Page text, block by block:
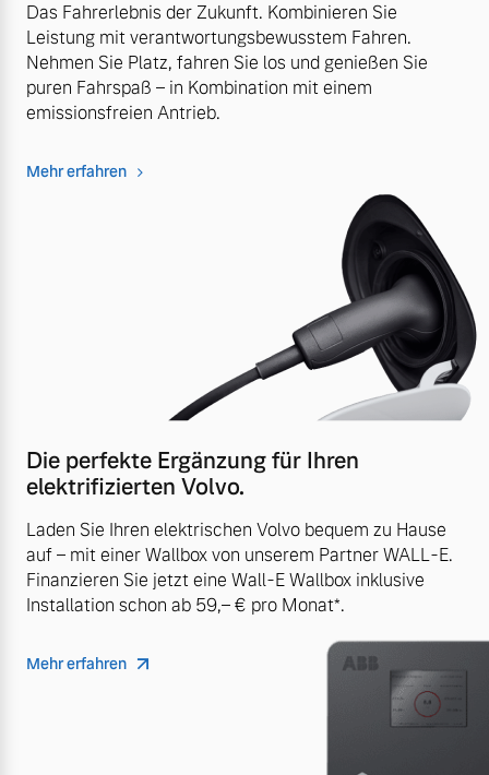
Das Fahrerlebnis der Zukunft. Kombinieren Sie
Leistung mit verantwortungsbewusstem Fahren.
Nehmen Sie Platz, fahren Sie los und genießen Sie
puren Fahrspaß – in Kombination mit einem
emissionsfreien Antrieb.
Mehr erfahren
Die perfekte Ergänzung für Ihren
elektrifizierten Volvo.
Laden Sie Ihren elektrischen Volvo bequem zu Hause
auf – mit einer Wallbox von unserem Partner WALL-E.
Finanzieren Sie jetzt eine Wall-E Wallbox inklusive
Installation schon ab 59,– € pro Monat*.
Mehr erfahren